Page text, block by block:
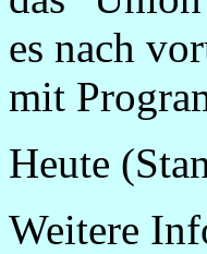
es nach
mit
Heute
Weitere